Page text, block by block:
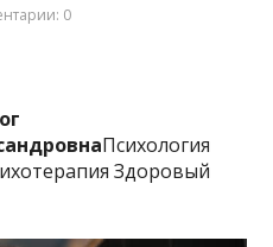
0
Психология
Здоровый